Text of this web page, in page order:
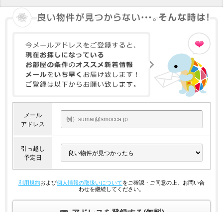
メール
アドレス
引っ越し
予定日
利用規約および個人情報の取扱いについてをご確認・ご同意の上、お問い合
わせを継続してください。